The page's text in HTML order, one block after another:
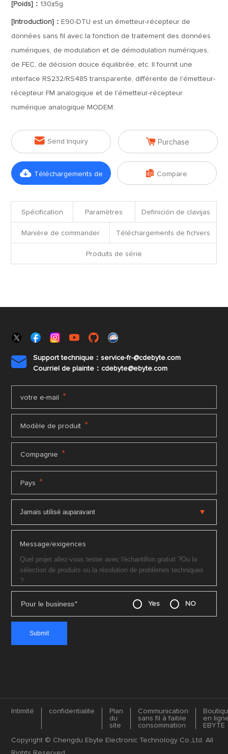
[Poids]： 130±5g
[Introduction]： E90-DTU est un émetteur-récepteur de
données sans fil avec la fonction de traitement des données
numériques, de modulation et de démodulation numériques,
de FEC, de décision douce équilibrée, etc. Il fournit une
interface RS232/RS485 transparente, différente de l'émetteur-
récepteur FM analogique et de l'émetteur-récepteur
numérique analogique MODEM.
 Send Inquiry  Purchase
 Téléchargements de  Compare
Spécification Paramètres Definición de clavijas
Manière de commander Téléchargements de fichiers
Produits de série

Support technique：service-fr-@cdebyte.com
Courriel de plainte：cdebyte@ebyte.com
votre e-mail *
Modèle de produit *
Compagnie *
Pays *
Message/exigences
Pour le business* Yes NO
Intimité confidentialite
Plan
du
site
Communication
sans fil à faible
consommation
en
EBYTE
Copyright © Chengdu Ebyte Electronic Technology Co.,Ltd. All